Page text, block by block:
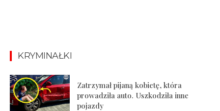
KRYMINAŁKI
Zatrzymał pijaną kobietę, która
prowadziła auto. Uszkodziła inne
pojazdy